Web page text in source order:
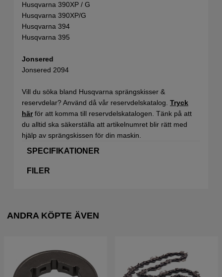
Husqvarna 390XP / G
Husqvarna 390XP/G
Husqvarna 394
Husqvarna 395
Jonsered
Jonsered 2094
Vill du söka bland Husqvarna sprängskisser &
reservdelar? Använd då vår reservdelskatalog. Tryck
härför att komma till reservdelskatalogen. Tänk på att
du alltid ska säkerställa att artikelnumret blir rätt med
hjälp av sprängskissen för din maskin.
SPECIFIKATIONER
FILER
ANDRA KÖPTE ÄVEN